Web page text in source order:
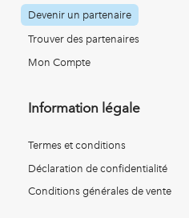
Devenir un partenaire
Trouver des partenaires
Mon Compte
Information légale
Termes et conditions
Déclaration de confidentialité
Conditions générales de vente